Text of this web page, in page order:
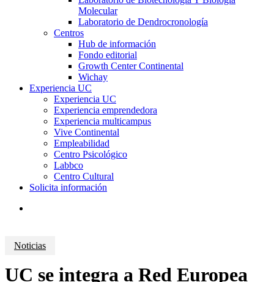
Molecular
Laboratorio de Dendrocronología
Centros
Hub de información
Fondo editorial
Growth Center Continental
Wichay
Experiencia UC
Experiencia UC
Experiencia emprendedora
Experiencia multicampus
Vive Continental
Empleabilidad
Centro Psicológico
Labbco
Centro Cultural
Solicita información
Noticias
UC se integra a Red Europea